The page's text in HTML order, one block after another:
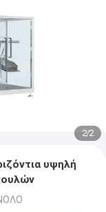
2/2
υψηλή